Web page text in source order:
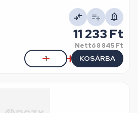
11 233 Ft
Nettó8 845 Ft
KOSÁRBA